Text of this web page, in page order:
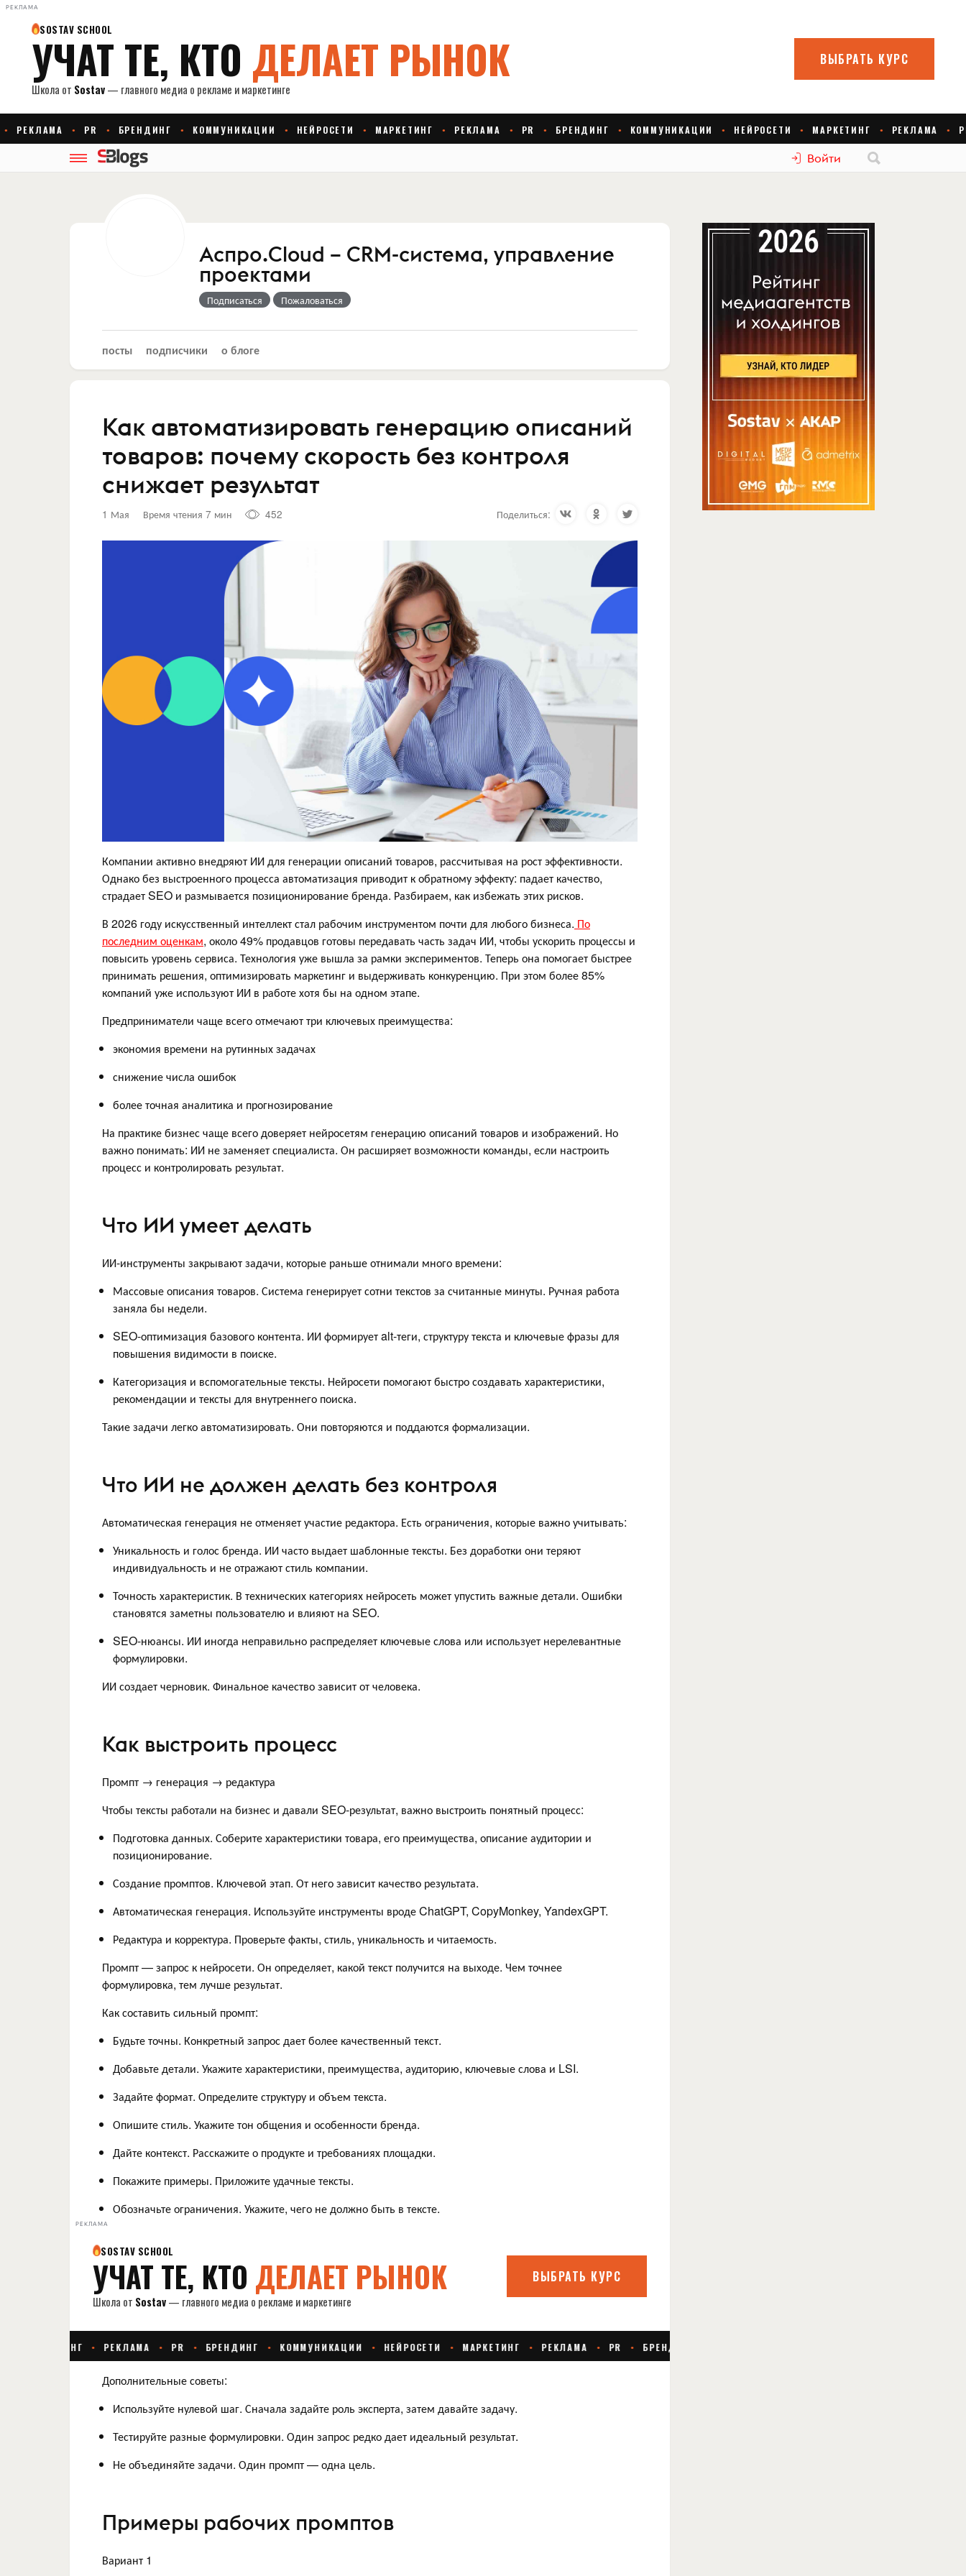
РЕКЛАМА
Войти
Аспро.Cloud – CRM-система, управление
проектами
Подписаться Пожаловаться
посты подписчики о блоге
Как автоматизировать генерацию описаний
товаров: почему скорость без контроля
снижает результат
1 Мая Время чтения 7 мин 452 Поделиться:
Компании активно внедряют ИИ для генерации описаний товаров, рассчитывая на рост эффективности.
Однако без выстроенного процесса автоматизация приводит к обратному эффекту: падает качество,
страдает SEO и размывается позиционирование бренда. Разбираем, как избежать этих рисков.
В 2026 году искусственный интеллект стал рабочим инструментом почти для любого бизнеса. По
последним оценкам, около 49% продавцов готовы передавать часть задач ИИ, чтобы ускорить процессы и
повысить уровень сервиса. Технология уже вышла за рамки экспериментов. Теперь она помогает быстрее
принимать решения, оптимизировать маркетинг и выдерживать конкуренцию. При этом более 85%
компаний уже используют ИИ в работе хотя бы на одном этапе.
Предприниматели чаще всего отмечают три ключевых преимущества:
экономия времени на рутинных задачах
снижение числа ошибок
более точная аналитика и прогнозирование
На практике бизнес чаще всего доверяет нейросетям генерацию описаний товаров и изображений. Но
важно понимать: ИИ не заменяет специалиста. Он расширяет возможности команды, если настроить
процесс и контролировать результат.
Что ИИ умеет делать
ИИ-инструменты закрывают задачи, которые раньше отнимали много времени:
Массовые описания товаров. Система генерирует сотни текстов за считанные минуты. Ручная работа
заняла бы недели.
SEO-оптимизация базового контента. ИИ формирует alt-теги, структуру текста и ключевые фразы для
повышения видимости в поиске.
Категоризация и вспомогательные тексты. Нейросети помогают быстро создавать характеристики,
рекомендации и тексты для внутреннего поиска.
Такие задачи легко автоматизировать. Они повторяются и поддаются формализации.
Что ИИ не должен делать без контроля
Автоматическая генерация не отменяет участие редактора. Есть ограничения, которые важно учитывать:
Уникальность и голос бренда. ИИ часто выдает шаблонные тексты. Без доработки они теряют
индивидуальность и не отражают стиль компании.
Точность характеристик. В технических категориях нейросеть может упустить важные детали. Ошибки
становятся заметны пользователю и влияют на SEO.
SEO-нюансы. ИИ иногда неправильно распределяет ключевые слова или использует нерелевантные
формулировки.
ИИ создает черновик. Финальное качество зависит от человека.
Как выстроить процесс
Промпт → генерация → редактура
Чтобы тексты работали на бизнес и давали SEO-результат, важно выстроить понятный процесс:
Подготовка данных. Соберите характеристики товара, его преимущества, описание аудитории и
позиционирование.
Создание промптов. Ключевой этап. От него зависит качество результата.
Автоматическая генерация. Используйте инструменты вроде ChatGPT, CopyMonkey, YandexGPT.
Редактура и корректура. Проверьте факты, стиль, уникальность и читаемость.
Промпт — запрос к нейросети. Он определяет, какой текст получится на выходе. Чем точнее
формулировка, тем лучше результат.
Как составить сильный промпт:
Будьте точны. Конкретный запрос дает более качественный текст.
Добавьте детали. Укажите характеристики, преимущества, аудиторию, ключевые слова и LSI.
Задайте формат. Определите структуру и объем текста.
Опишите стиль. Укажите тон общения и особенности бренда.
Дайте контекст. Расскажите о продукте и требованиях площадки.
Покажите примеры. Приложите удачные тексты.
Обозначьте ограничения. Укажите, чего не должно быть в тексте.
РЕКЛАМА
Дополнительные советы:
Используйте нулевой шаг. Сначала задайте роль эксперта, затем давайте задачу.
Тестируйте разные формулировки. Один запрос редко дает идеальный результат.
Не объединяйте задачи. Один промпт — одна цель.
Примеры рабочих промптов
Вариант 1